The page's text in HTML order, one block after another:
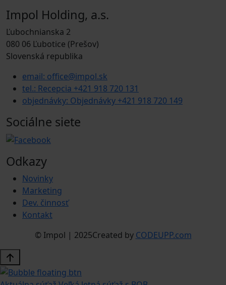
Impol Holding, a.s.
Ľubochnianska 2
080 06 Ľubotice (Prešov)
Slovenská republika
email: office@impol.sk
tel.: Recepcia +421 918 720 131
objednávky: Objednávky +421 918 720 149
Sociálne siete
Odkazy
Novinky
Marketing
Dev. činnosť
Kontakt
© Impol | 2025Created by CODEUPP.com